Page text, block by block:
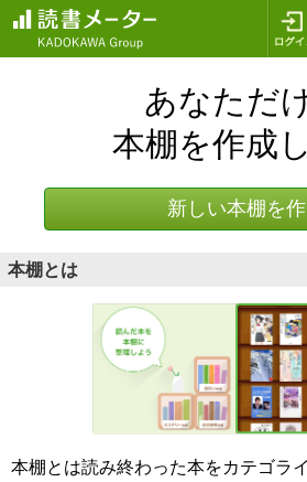
あなただ
本棚を作成
新しい本棚を
本棚とは
本棚とは読み終わった本をカテゴラ